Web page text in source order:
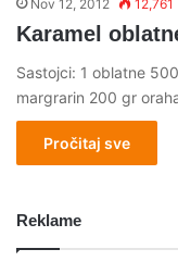
Nov 12, 2012 12,761
Karamel
Sastojci: 1 oblatne
margrarin 200 gr
Pročitaj sve
Reklame